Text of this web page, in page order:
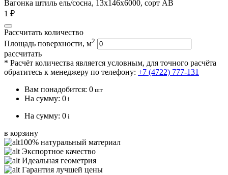
Вагонка штиль ель/сосна, 13х146х6000, сорт АВ
1 ₽
Рассчитать количество
Площадь поверхности, м2
рассчитать
* Расчёт количества является условным, для точного расчёта
обратитесь к менеджеру по телефону: +7 (4722) 777-131
Вам понадобится: 0 шт
На сумму: 0 i
На сумму: 0 i
в корзину
100% натуральный материал
Экспортное качество
Идеальная геометрия
Гарантия лучшей цены